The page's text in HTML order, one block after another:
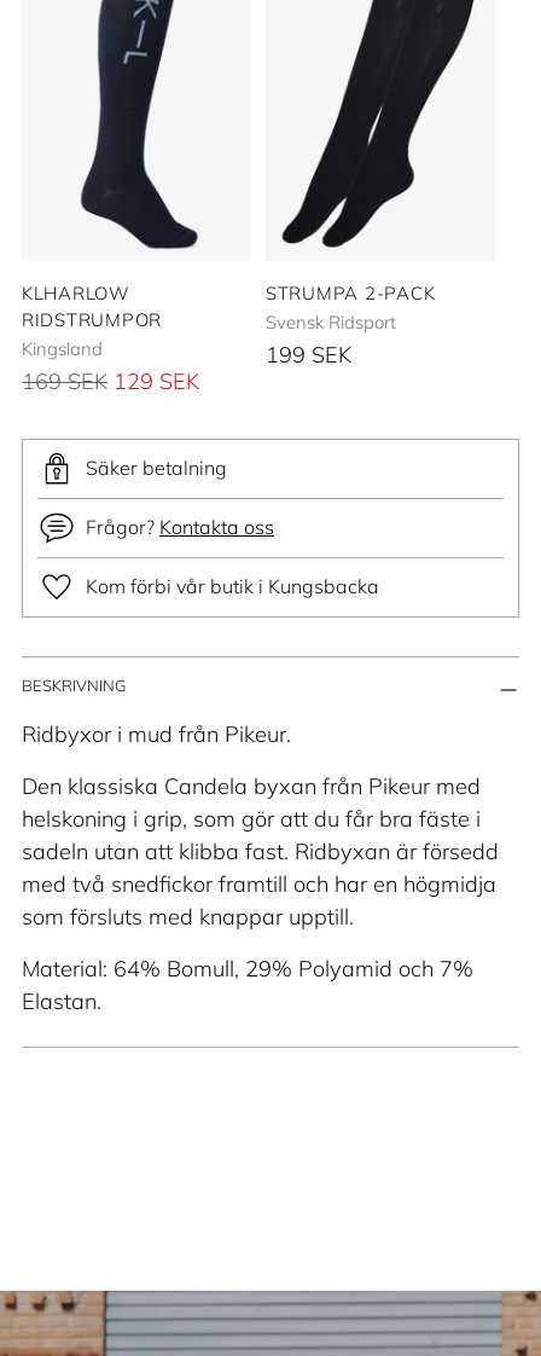
KLHARLOW
RIDSTRUMPOR
Kingsland
Ordinarie
169 SEK 129 SEK
STRUMPA 2-PACK
Svensk Ridsport
199 SEK
Säker betalning
Frågor? Kontakta oss
Kom förbi vår butik i Kungsbacka
Lägger
till
produkt
din
varukorg
BESKRIVNING
Ridbyxor i mud från Pikeur.
Den klassiska Candela byxan från Pikeur med
helskoning i grip, som gör att du får bra fäste i
sadeln utan att klibba fast. Ridbyxan är försedd
med två snedfickor framtill och har en högmidja
som försluts med knappar upptill.
Material: 64% Bomull, 29% Polyamid och 7%
Elastan.